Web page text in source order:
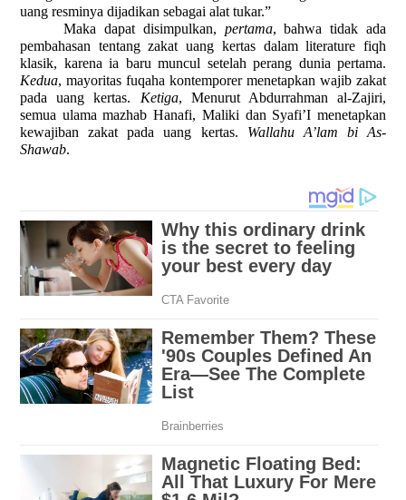
uang resminya dijadikan sebagai alat tukar.”
Maka dapat disimpulkan, pertama, bahwa tidak ada
pembahasan tentang zakat uang kertas dalam literature fiqh
klasik, karena ia baru muncul setelah perang dunia pertama.
Kedua, mayoritas fuqaha kontemporer menetapkan wajib zakat
pada uang kertas.
Ketiga, Menurut Abdurrahman al-Zajiri,
semua ulama mazhab Hanafi, Maliki dan Syafi’I menetapkan
kewajiban zakat pada uang kertas.
Wallahu A’lam bi As-
Shawab.